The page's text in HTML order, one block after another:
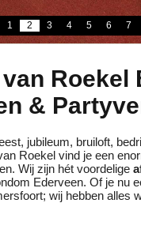
1 2 3 4 5 6 7
Roekel
&
jubileum, bruiloft,
Roekel vind je een
Wij zijn hét voordelige
Ederveen. Of je nu
wij hebben alles